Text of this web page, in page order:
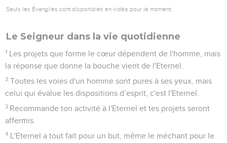
Seuls les Évangiles sont disponibles en vidéo pour le moment.
Le Seigneur dans la vie quotidienne
1 Les projets que forme le cœur dépendent de l'homme, mais
la réponse que donne la bouche vient de l'Eternel.
2 Toutes les voies d'un homme sont pures à ses yeux, mais
celui qui évalue les dispositions d’esprit, c'est l'Eternel.
3 Recommande ton activité à l'Eternel et tes projets seront
affermis.
4 L'Eternel a tout fait pour un but, même le méchant pour le